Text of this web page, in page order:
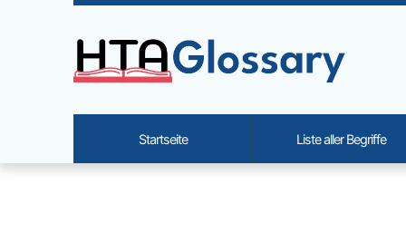
Navigation and related
Site identity, navigation, etc.
Startseite Liste aller Begriffe